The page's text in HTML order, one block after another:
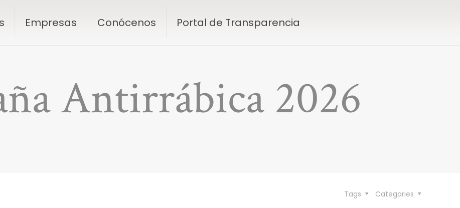
Empresas Conócenos Portal de Transparencia
Antirrábica 2026
Categories
Tags